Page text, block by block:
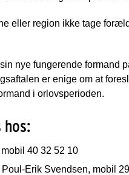
eller region ikke tage
nye fungerende formand
er enige om at
i orlovsperioden.
40 32 52 10
Erik Svendsen, mobil